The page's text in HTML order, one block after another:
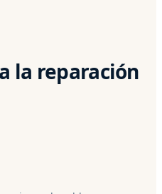
la reparación